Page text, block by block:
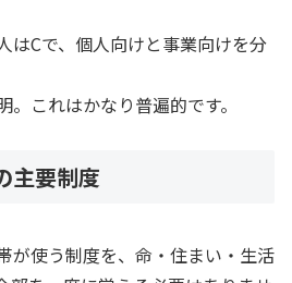
はCで、個人向けと事業向けを分
これはかなり普遍的です。
主要制度
が使う制度を、命・住まい・生活